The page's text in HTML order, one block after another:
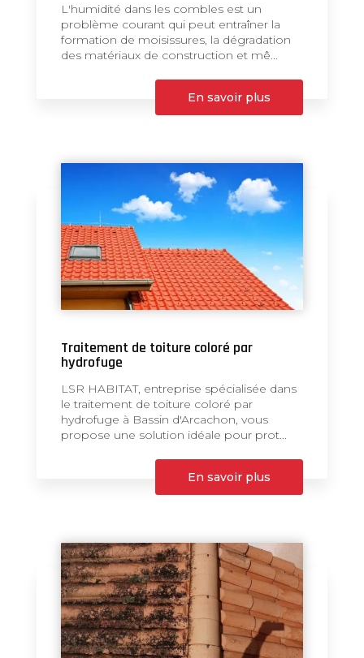
L'humidité dans les combles est un
problème courant qui peut entraîner la
formation de moisissures, la dégradation
des matériaux de construction et mê...
En savoir plus
Traitement de toiture coloré par
hydrofuge
LSR HABITAT, entreprise spécialisée dans
le traitement de toiture coloré par
hydrofuge à Bassin d'Arcachon, vous
propose une solution idéale pour prot...
En savoir plus